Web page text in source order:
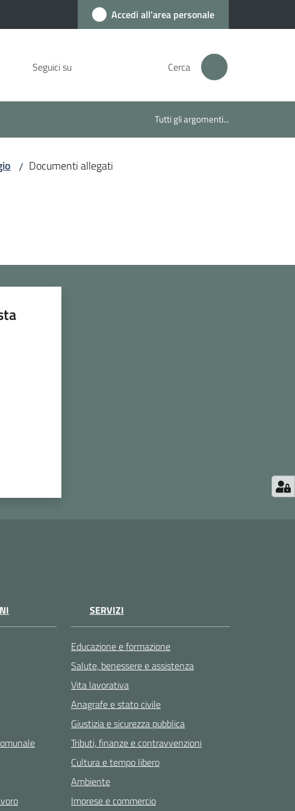
Accedi all'area personale
Seguici su Cerca
Tutti gli argomenti...
/ Documenti allegati
SERVIZI
Educazione e formazione
Salute, benessere e assistenza
Vita lavorativa
Anagrafe e stato civile
Giustizia e sicurezza pubblica
Tributi, finanze e contravvenzioni
Cultura e tempo libero
Ambiente
Imprese e commercio